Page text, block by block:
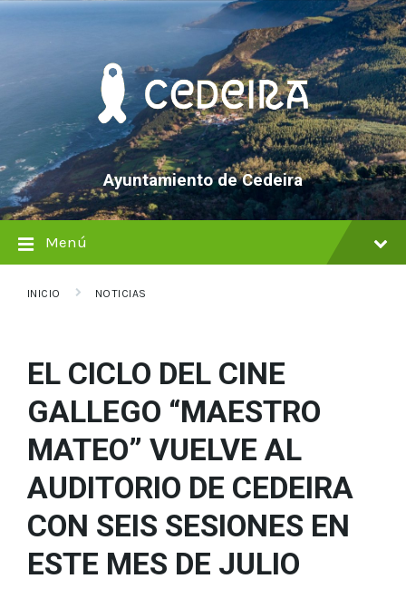
saltar
Saltar
Saltar
Ayuntamiento de Cedeira
Menú
INICIO NOTICIAS
EL CICLO DEL CINE
GALLEGO “MAESTRO
MATEO” VUELVE AL
AUDITORIO DE CEDEIRA
CON SEIS SESIONES EN
ESTE MES DE JULIO